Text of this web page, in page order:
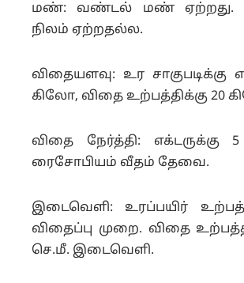
மண்: வண்டல் மண் ஏற்றது.
நிலம் ஏற்றதல்ல.
விதையளவு: உர சாகுபடிக்கு
கிலோ, விதை உற்பத்திக்கு 20
விதை நேர்த்தி: எக்டருக்கு
ரைசோபியம் வீதம் தேவை.
இடைவெளி: உரப்பயிர்
விதைப்பு முறை. விதை
செ.மீ. இடைவெளி.